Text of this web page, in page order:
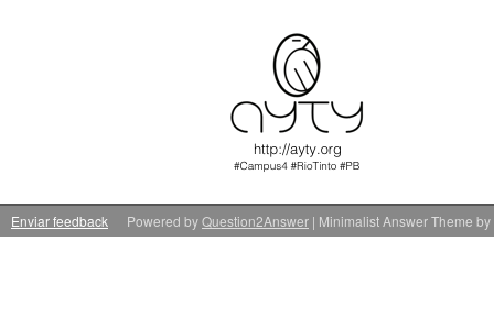
Enviar feedback | Minimalist Answer Theme by
Powered byQuestion2Answer